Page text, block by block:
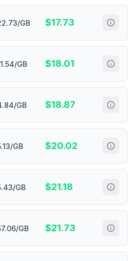
GB $17.73
GB $18.01
GB $18.87
GB $20.02
GB $21.18
GB $21.73